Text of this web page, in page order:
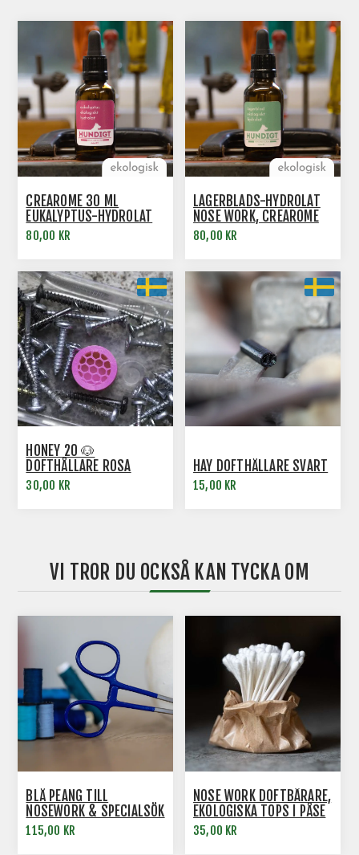
CREAROME 30 ML
EUKALYPTUS-HYDROLAT
NOSE WORK
80,00 KR
LAGERBLADS-HYDROLAT
NOSE WORK, CREAROME
30 ML
80,00 KR
HONEY 20 🐶
DOFTHÅLLARE ROSA
30,00 KR
HAY DOFTHÅLLARE SVART
15,00 KR
VI TROR DU OCKSÅ KAN TYCKA OM
BLÅ PEANG TILL
NOSEWORK & SPECIALSÖK
115,00 KR
NOSE WORK DOFTBÄRARE,
EKOLOGISKA TOPS I PÅSE
35,00 KR